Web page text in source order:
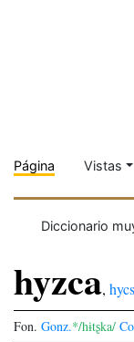
Página Vistas
Diccionario
hyzca,
Fon. Gonz.*/hɨtʂka/